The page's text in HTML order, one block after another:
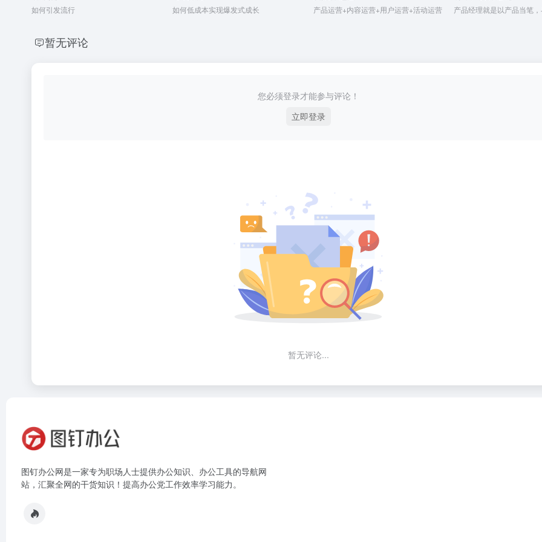
如何引发流行 如何低成本实现爆发式成长 产品运营+内容运营+用户运营+活动运营 产品经理就是以产品当笔，
暂无评论
您必须登录才能参与评论！
立即登录
暂无评论...
图钉办公网是一家专为职场人士提供办公知识、办公工具的导航网
站，汇聚全网的干货知识！提高办公党工作效率学习能力。